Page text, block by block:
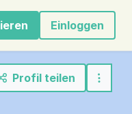
Einloggen
Profil teilen